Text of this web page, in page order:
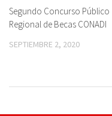
Segundo Concurso Público
Regional de Becas CONADI
SEPTIEMBRE 2, 2020